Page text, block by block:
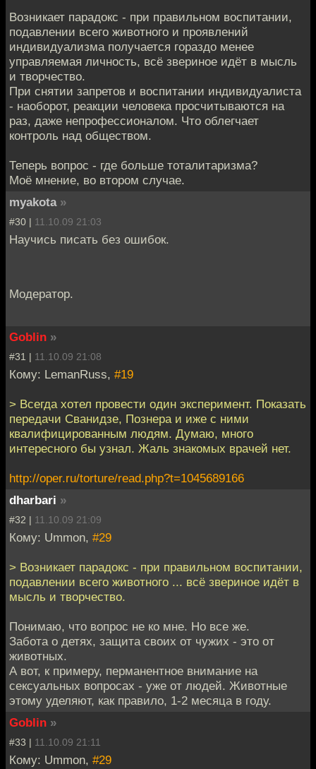
Возникает парадокс - при правильном воспитании,
подавлении всего животного и проявлений
индивидуализма получается гораздо менее
управляемая личность, всё звериное идёт в мысль
и творчество.
При снятии запретов и воспитании индивидуалиста
- наоборот, реакции человека просчитываются на
раз, даже непрофессионалом. Что облегчает
контроль над обществом.
Теперь вопрос - где больше тоталитаризма?
Моё мнение, во втором случае.
myakota »
#30 | 11.10.09 21:03
Научись писать без ошибок.
Модератор.
Goblin »
#31 | 11.10.09 21:08
Кому: LemanRuss, #19
> Всегда хотел провести один эксперимент. Показать
передачи Сванидзе, Познера и иже с ними
квалифицированным людям. Думаю, много
интересного бы узнал. Жаль знакомых врачей нет.
http://oper.ru/torture/read.php?t=1045689166
dharbari »
#32 | 11.10.09 21:09
Кому: Ummon, #29
> Возникает парадокс - при правильном воспитании,
подавлении всего животного ... всё звериное идёт в
мысль и творчество.
Понимаю, что вопрос не ко мне. Но все же.
Забота о детях, защита своих от чужих - это от
животных.
А вот, к примеру, перманентное внимание на
сексуальных вопросах - уже от людей. Животные
этому уделяют, как правило, 1-2 месяца в году.
Goblin »
#33 | 11.10.09 21:11
Кому: Ummon, #29